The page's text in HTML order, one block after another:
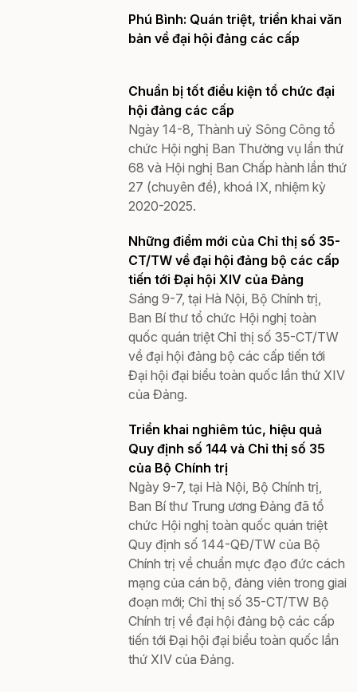
Phú Bình: Quán triệt, triển khai văn
bản về đại hội đảng các cấp
Chuẩn bị tốt điều kiện tổ chức đại
hội đảng các cấp
Ngày 14-8, Thành uỷ Sông Công tổ
chức Hội nghị Ban Thường vụ lần thứ
68 và Hội nghị Ban Chấp hành lần thứ
27 (chuyên đề), khoá IX, nhiệm kỳ
2020-2025.
Những điểm mới của Chỉ thị số 35-
CT/TW về đại hội đảng bộ các cấp
tiến tới Đại hội XIV của Đảng
Sáng 9-7, tại Hà Nội, Bộ Chính trị,
Ban Bí thư tổ chức Hội nghị toàn
quốc quán triệt Chỉ thị số 35-CT/TW
về đại hội đảng bộ các cấp tiến tới
Đại hội đại biểu toàn quốc lần thứ XIV
của Đảng.
Triển khai nghiêm túc, hiệu quả
Quy định số 144 và Chỉ thị số 35
của Bộ Chính trị
Ngày 9-7, tại Hà Nội, Bộ Chính trị,
Ban Bí thư Trung ương Đảng đã tổ
chức Hội nghị toàn quốc quán triệt
Quy định số 144-QĐ/TW của Bộ
Chính trị về chuẩn mực đạo đức cách
mạng của cán bộ, đảng viên trong giai
đoạn mới; Chỉ thị số 35-CT/TW Bộ
Chính trị về đại hội đảng bộ các cấp
tiến tới Đại hội đại biểu toàn quốc lần
thứ XIV của Đảng.